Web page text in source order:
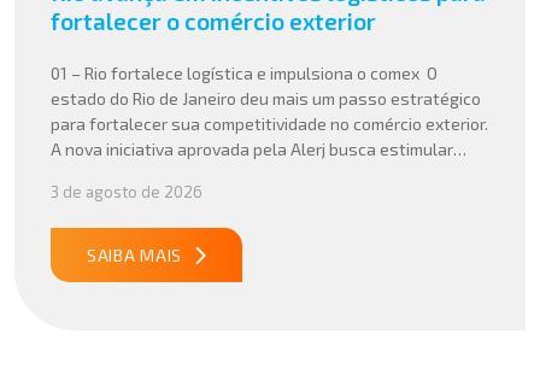
fortalecer o comércio exterior
01 – Rio fortalece logística e impulsiona o comex O
estado do Rio de Janeiro deu mais um passo estratégico
para fortalecer sua competitividade no comércio exterior.
A nova iniciativa aprovada pela Alerj busca estimular
para empresas que atuam com importação e exportação,
especialmente em setores que […]
3 de agosto de 2026
SAIBA MAIS